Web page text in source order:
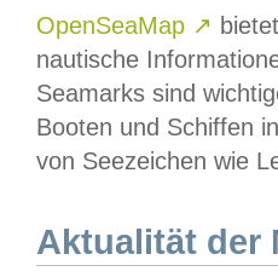
OpenSeaMap ↗
nautische
Seamarks sind
Booten und Schiffen
von Seezeichen wie
Aktualität der